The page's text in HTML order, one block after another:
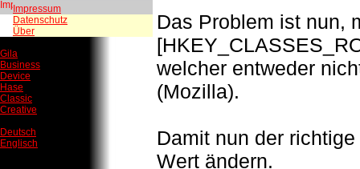
Impressum
Datenschutz
Über
Gila
Business
Device
Hase
Classic
Creative
Deutsch
Englisch
Das Problem ist nun,
welcher entweder
(Mozilla).
Damit nun der
Wert ändern.